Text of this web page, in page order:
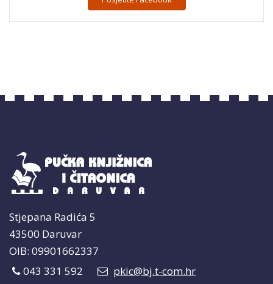
Stjepana Radića 5
43500 Daruvar
OIB: 09901662337
043 331 592
pkic@bj.t-com.hr